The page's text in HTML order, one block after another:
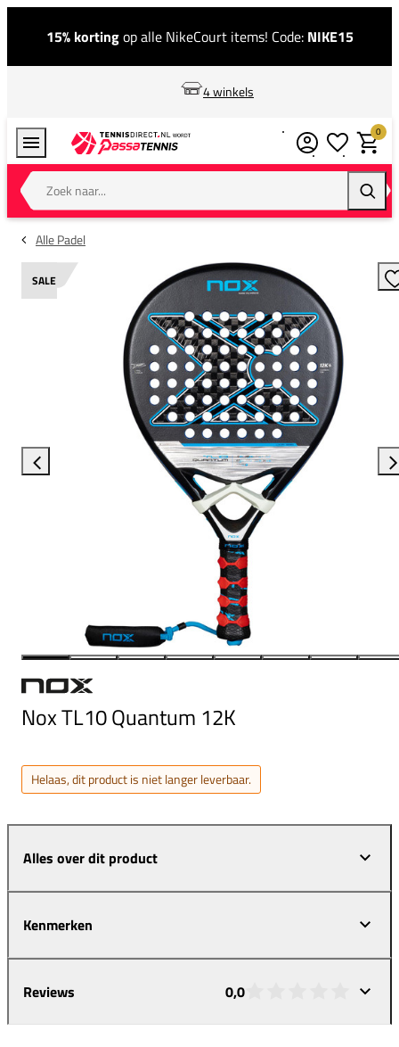
15% kortingop alle NikeCourt items! Code: NIKE15
4 winkels
Zoek naar...
0
Alle Padel
SALE
Nox TL10 Quantum 12K
Helaas, dit product is niet langer leverbaar.
Alles over dit product
Kenmerken
Reviews 0,0